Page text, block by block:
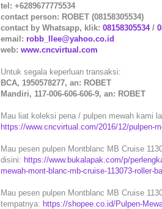
tel: +6289677775534
contact person: ROBET (08158305534)
contact by Whatsapp, klik: 08158305534/
email: robb_llee@yahoo.co.id
web: www.cncvirtual.com
Untuk segala keperluan transaksi:
BCA, 1950578277, an: ROBET
Mandiri, 117-006-606-606-9, an: ROBET
Mau liat koleksi pena / pulpen mewah kami
https://www.cncvirtual.com/2016/12/pulpen-
Mau pesen pulpen Montblanc MB Cruise
disini: https://www.bukalapak.com/p/
mewah-mont-blanc-mb-cruise-113073-roller-
Mau pesen pulpen Montblanc MB Cruise
tempatnya: https://shopee.co.id/Pulpen-